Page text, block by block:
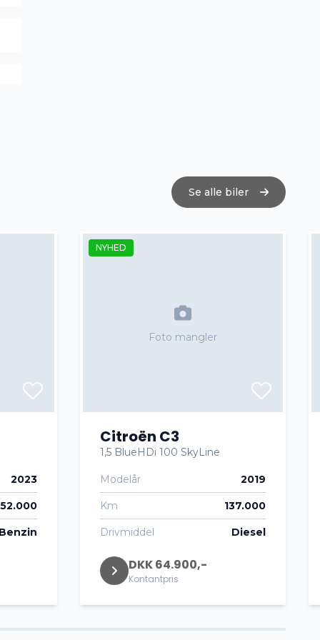
Se alle biler
2023
52.000
Benzin
NYHED
Foto mangler
Citroën C3
1,5 BlueHDi 100 SkyLine
Modelår 2019
Km 137.000
Drivmiddel Diesel
DKK 64.900,-
Kontantpris